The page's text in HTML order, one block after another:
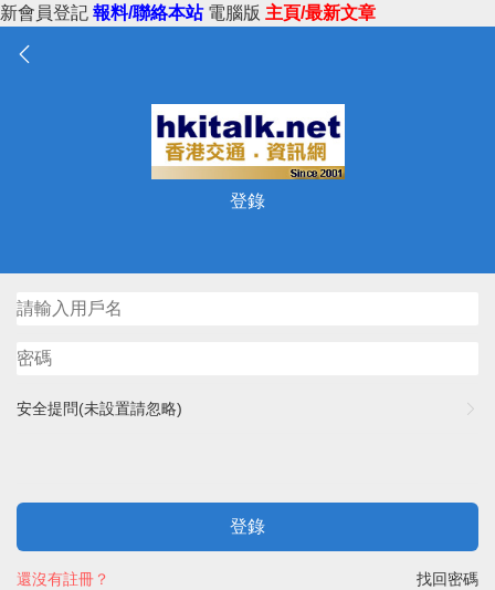
新會員登記 報料/聯絡本站 電腦版 主頁/最新文章
登錄
安全提問(未設置請忽略)
登錄
找回密碼
還沒有註冊？